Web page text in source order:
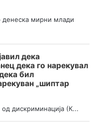
мирни млади
дека
дека го нарекувал
бил
„шиптар
од дискриминација (К...